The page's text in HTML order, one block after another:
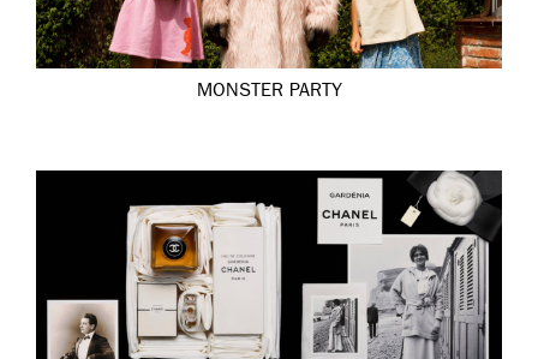
MONSTER PARTY